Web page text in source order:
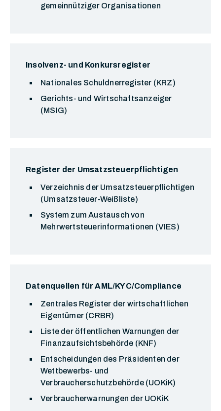
gemeinnütziger Organisationen
Insolvenz- und Konkursregister
Nationales Schuldnerregister (KRZ)
Gerichts- und Wirtschaftsanzeiger
(MSIG)
Register der Umsatzsteuerpflichtigen
Verzeichnis der Umsatzsteuerpflichtigen
(Umsatzsteuer-Weißliste)
System zum Austausch von
Mehrwertsteuerinformationen (VIES)
Datenquellen für AML/KYC/Compliance
Zentrales Register der wirtschaftlichen
Eigentümer (CRBR)
Liste der öffentlichen Warnungen der
Finanzaufsichtsbehörde (KNF)
Entscheidungen des Präsidenten der
Wettbewerbs- und
Verbraucherschutzbehörde (UOKiK)
Verbraucherwarnungen der UOKiK